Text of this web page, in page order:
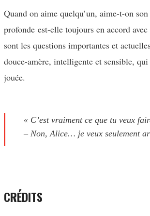
Quand on aime quelqu’un, aime-t-on
profonde est-elle toujours en accord
sont les questions importantes et
douce-amère, intelligente et sensible,
jouée.
« C’est vraiment ce que tu veux
– Non, Alice… je veux seulement
CRÉDITS